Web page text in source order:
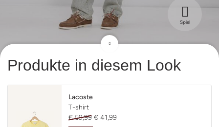
Spiel
Produkte in diesem Look
Lacoste
T-shirt
€ 59,99 € 41,99